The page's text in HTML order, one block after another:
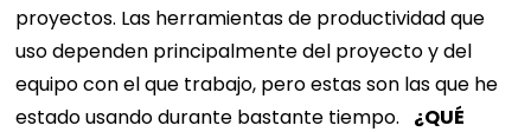
proyectos. Las herramientas de productividad que
uso dependen principalmente del proyecto y del
equipo con el que trabajo, pero estas son las que he
estado usando durante bastante tiempo. ¿QUÉ